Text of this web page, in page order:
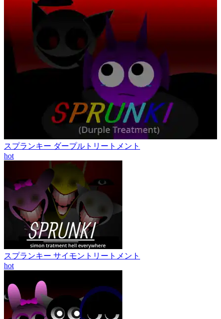
スプランキー ダープルトリートメント
hot
スプランキー サイモントリートメント
hot